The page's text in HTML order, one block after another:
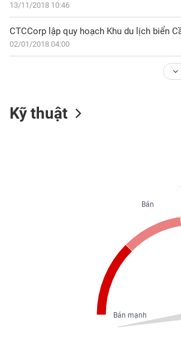
13/11/2018 10:46
CTCCorp lập quy hoạch Khu du lịch biển
02/01/2018 04:00
Kỹ thuật
Bán
Bán mạnh
NGHIỆP
CỔ
SINH